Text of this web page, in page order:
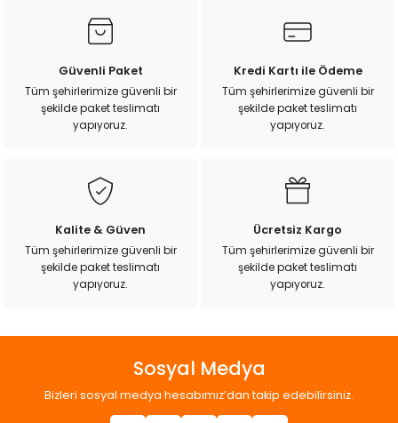
Görüş ve önerileriniz için teşekkür ederiz.
Ürün açıklamasında eksik bilgiler bulunuyor.
Ürün bilgilerinde hatalar bulunuyor.
Ürün fiyatı diğer sitelerden daha pahalı.
Güvenli Paket
Tüm şehirlerimize güvenli bir
şekilde paket teslimatı
yapıyoruz.
Kredi Kartı ile Ödeme
Tüm şehirlerimize güvenli bir
şekilde paket teslimatı
yapıyoruz.
Kalite & Güven
Tüm şehirlerimize güvenli bir
şekilde paket teslimatı
yapıyoruz.
Ücretsiz Kargo
Tüm şehirlerimize güvenli bir
şekilde paket teslimatı
yapıyoruz.
Sosyal Medya
Bizleri sosyal medya hesabımız’dan takip edebilirsiniz.